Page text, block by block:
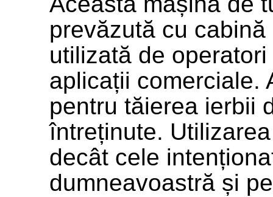
prevăzută cu
utilizată de
aplicații comerciale.
pentru tăierea ierbii
întreținute.
decât cele
dumneavoastră și